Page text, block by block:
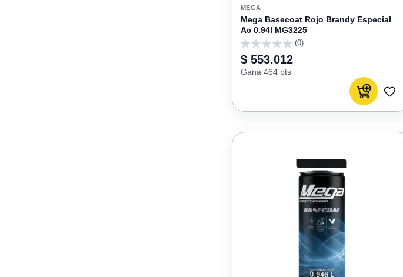
MEGA
Mega Basecoat Rojo Brandy Especial
Ac 0.94l MG3225
0
(0)
$ 553.012
Gana 464 pts
Agregar al